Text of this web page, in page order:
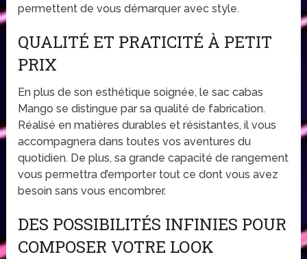
permettent de vous démarquer avec style.
QUALITÉ ET PRATICITÉ À PETIT
PRIX
En plus de son esthétique soignée, le sac cabas
Mango se distingue par sa qualité de fabrication.
Réalisé en matières durables et résistantes, il vous
accompagnera dans toutes vos aventures du
quotidien. De plus, sa grande capacité de rangement
vous permettra d’emporter tout ce dont vous avez
besoin sans vous encombrer.
DES POSSIBILITÉS INFINIES POUR
COMPOSER VOTRE LOOK